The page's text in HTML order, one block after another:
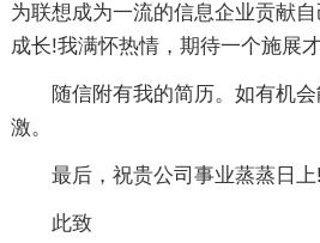
为联想成为一流的信息企业贡献
成长!我满怀热情，期待一个施展
随信附有我的简历。如有机
激。
最后，祝贵公司事业蒸蒸日上!
此致